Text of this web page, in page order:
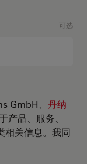
可选
GmbH、 丹纳
产品、服务、
相关信息。我同